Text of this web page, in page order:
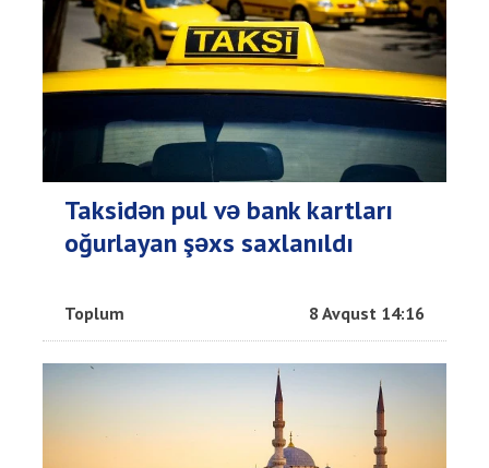
Taksidən pul və bank kartları
oğurlayan şəxs saxlanıldı
Toplum 8 Avqust 14:16